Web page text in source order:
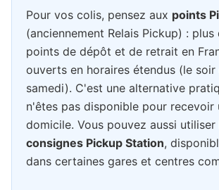
Pour vos colis, pensez aux points
(anciennement Relais Pickup) :
points de dépôt et de retrait en
ouverts en horaires étendus (le soir
samedi). C'est une alternative
n'êtes pas disponible pour recevoir
domicile. Vous pouvez aussi utiliser
consignes Pickup Station,
dans certaines gares et centres